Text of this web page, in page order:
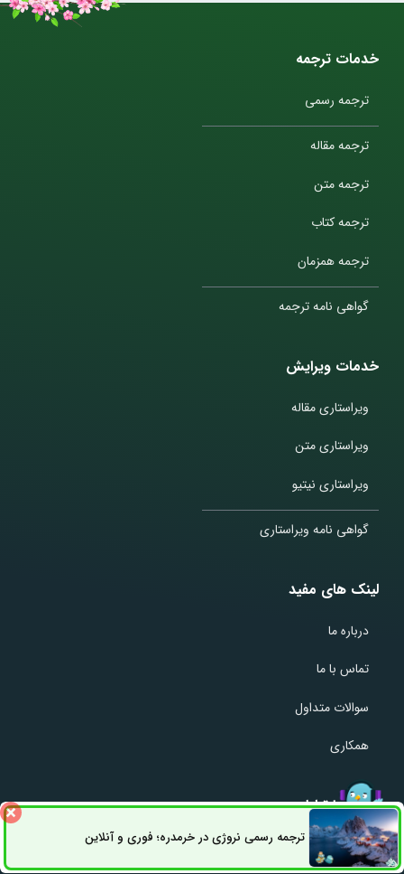
خدمات ترجمه
ترجمه رسمی
ترجمه مقاله
ترجمه متن
ترجمه کتاب
ترجمه همزمان
گواهی نامه ترجمه
خدمات ویرایش
ویراستاری مقاله
ویراستاری متن
ویراستاری نیتیو
گواهی نامه ویراستاری
لینک های مفید
درباره ما
تماس با ما
سوالات متداول
همکاری
راههای ارتباطی
دفتر تهران: میدان انقلاب خیابان انقلاب به سمت ولیعصر بین خیابان
دانشگاه فخررازی جنب بانک ملت ساختمان پارسا طبقه 6 واحد604
ترجمه رسمی نروژی در خرمدره؛ فوری و آنلاینثبت سفارش راه های ارتباطی